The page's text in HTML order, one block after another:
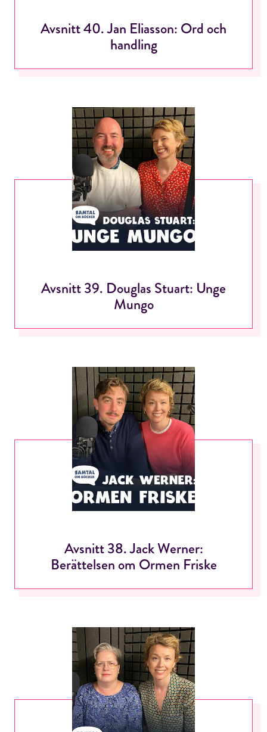
Avsnitt 40. Jan Eliasson: Ord och
handling
Avsnitt 39. Douglas Stuart: Unge
Mungo
Avsnitt 38. Jack Werner:
Berättelsen om Ormen Friske